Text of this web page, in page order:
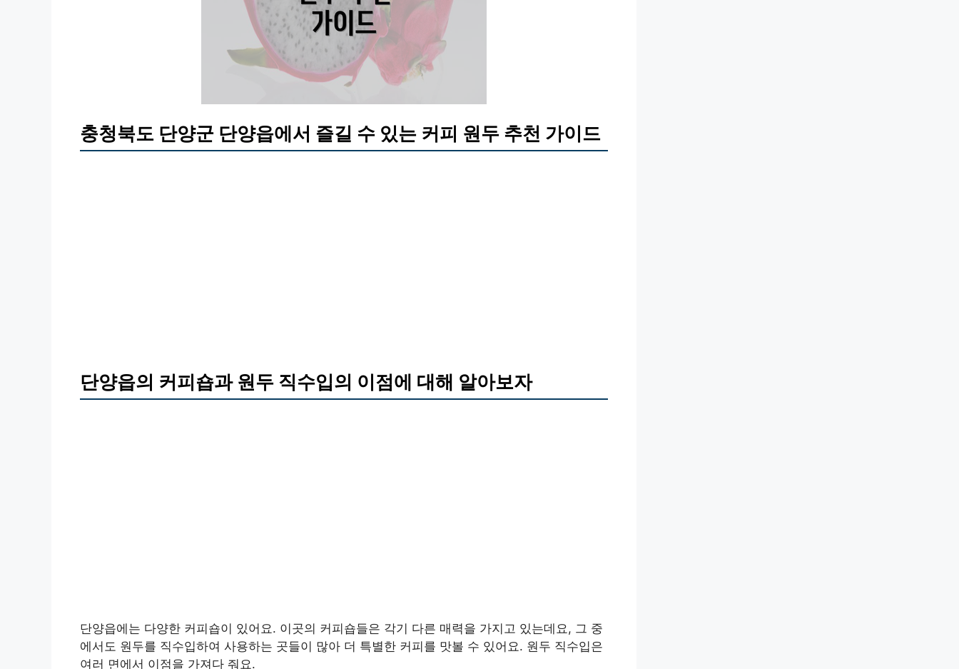
충청북도 단양군 단양읍에서 즐길 수 있는 커피 원두 추천 가이드
단양읍의 커피숍과 원두 직수입의 이점에 대해 알아보자
단양읍에는 다양한 커피숍이 있어요. 이곳의 커피숍들은 각기 다른 매력을 가지고 있는데요, 그 중
에서도 원두를 직수입하여 사용하는 곳들이 많아 더 특별한 커피를 맛볼 수 있어요. 원두 직수입은
여러 면에서 이점을 가져다 줘요.